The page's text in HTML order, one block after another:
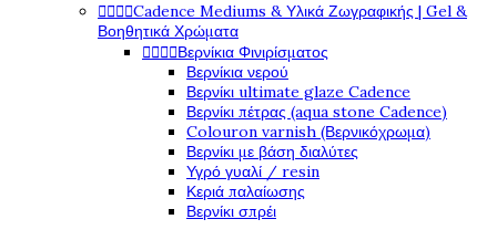
Cadence Mediums & Υλικά Ζωγραφικής | Gel &
Βοηθητικά Χρώματα
Βερνίκια Φινιρίσματος
Βερνίκια νερού
Βερνίκι ultimate glaze Cadence
Βερνίκι πέτρας (aqua stone Cadence)
Colouron varnish (Βερνικόχρωμα)
Βερνίκι με βάση διαλύτες
Υγρό γυαλί / resin
Κεριά παλαίωσης
Βερνίκι σπρέι